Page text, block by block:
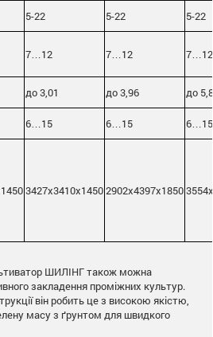
5-22 5-22
5-22
7…12 7…12 7…12
до 3,01 до 3,96
до
6…15 6…15
6…15
3427х3410х14502902х4397х1850
ШИЛІНГ також можна
закладення проміжних культур.
він робить це з високою якістю,
масу з ґрунтом для швидкого